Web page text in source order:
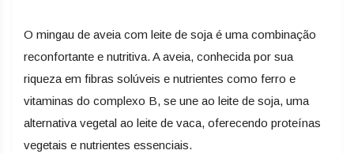
O mingau de aveia com leite de soja é uma combinação
reconfortante e nutritiva. A aveia, conhecida por sua
riqueza em fibras solúveis e nutrientes como ferro e
vitaminas do complexo B, se une ao leite de soja, uma
alternativa vegetal ao leite de vaca, oferecendo proteínas
vegetais e nutrientes essenciais.